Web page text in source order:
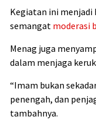
Kegiatan ini menjadi
semangat moderasi
Menag juga
dalam menjaga
“Imam bukan
penengah, dan
tambahnya.